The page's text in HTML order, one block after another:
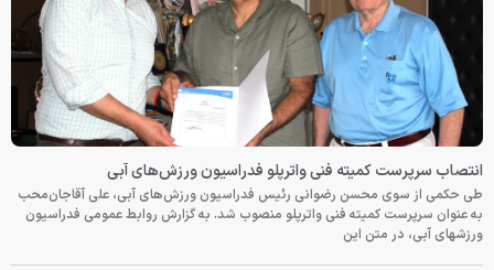
انتصاب سرپرست کمیته فنی واترپلو فدراسیون ورزش‌های آبی
طی حکمی از سوی محسن رضوانی رئیس فدراسیون ورزش‌های آبی، علی آقاجان‌محب
به عنوان سرپرست کمیته فنی واترپلو منصوب شد. به گزارش روابط عمومی فدراسیون
ورزشهای آبی، در متن این